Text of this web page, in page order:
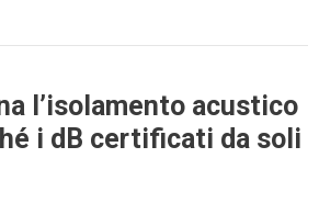
l’isolamento acustico
i dB certificati da soli